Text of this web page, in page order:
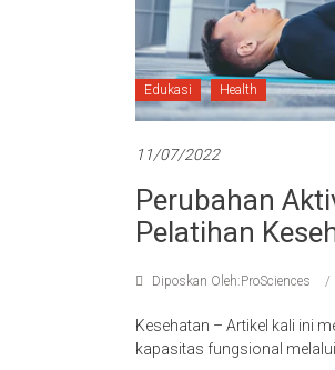
Edukasi Health
11/07/2022
Perubahan
Pelatihan
Diposkan Oleh:ProSciences
Kesehatan – Artikel kali ini
kapasitas fungsional